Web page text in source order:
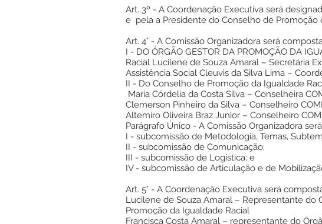
Art. 3º - A Coordenação Executiva será
e pela a Presidente do Conselho de Promoção
Art. 4° - A Comissão Organizadora será
I - DO ÓRGÃO GESTOR DA PROMOÇÃO DA
Racial Lucilene de Souza Amaral – Secretária
Assistência Social Cleuvis da Silva Lima –
II - Do Conselho de Promoção da Igualdade
Maria Córdelia da Costa Silva – Conselheira
Clemerson Pinheiro da Silva – Conselheiro
Altemiro Oliveira Braz Junior – Conselheiro
Parágrafo Único - A Comissão Organizadora
I - subcomissão de Metodologia, Temas,
II - subcomissão de Comunicação;
III - subcomissão de Logística; e
IV - subcomissão de Articulação e de
Art. 5° - A Coordenação Executiva será
Lucilene de Souza Amaral – Representante do
Promoção da Igualdade Racial
Francisca Costa Amaral – representante do